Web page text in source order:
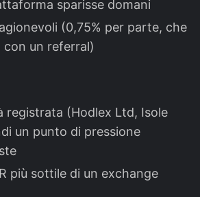
sparisse domani
(0,75% per parte, che
con un referral)
registrata (Hodlex Ltd, Isole
un punto di pressione
più sottile di un exchange